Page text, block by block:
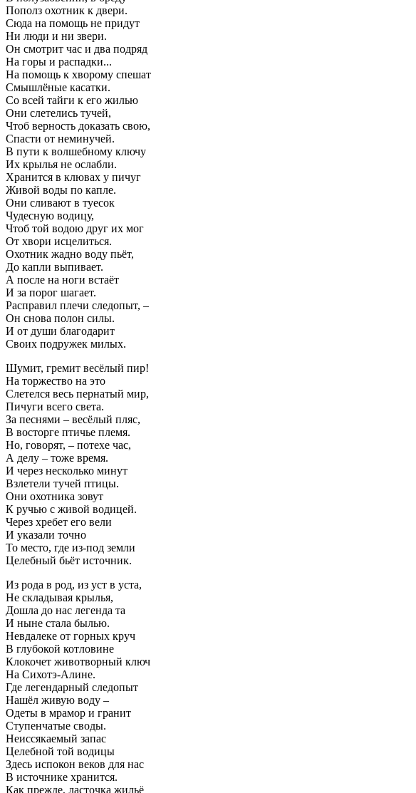
Пополз охотник к двери.
Сюда на помощь не придут
Ни люди и ни звери.
Он смотрит час и два подряд
На горы и распадки...
На помощь к хворому спешат
Смышлёные касатки.
Со всей тайги к его жилью
Они слетелись тучей,
Чтоб верность доказать свою,
Спасти от неминучей.
В пути к волшебному ключу
Их крылья не ослабли.
Хранится в клювах у пичуг
Живой воды по капле.
Они сливают в туесок
Чудесную водицу,
Чтоб той водою друг их мог
От хвори исцелиться.
Охотник жадно воду пьёт,
До капли выпивает.
А после на ноги встаёт
И за порог шагает.
Расправил плечи следопыт, –
Он снова полон силы.
И от души благодарит
Своих подружек милых.
Шумит, гремит весёлый пир!
На торжество на это
Слетелся весь пернатый мир,
Пичуги всего света.
За песнями – весёлый пляс,
В восторге птичье племя.
Но, говорят, – потехе час,
А делу – тоже время.
И через несколько минут
Взлетели тучей птицы.
Они охотника зовут
К ручью с живой водицей.
Через хребет его вели
И указали точно
То место, где из-под земли
Целебный бьёт источник.
Из рода в род, из уст в уста,
Не складывая крылья,
Дошла до нас легенда та
И ныне стала былью.
Невдалеке от горных круч
В глубокой котловине
Клокочет животворный ключ
На Сихотэ-Алине.
Где легендарный следопыт
Нашёл живую воду –
Одеты в мрамор и гранит
Ступенчатые своды.
Неиссякаемый запас
Целебной той водицы
Здесь испокон веков для нас
В источнике хранится.
Как прежде, ласточка жильё